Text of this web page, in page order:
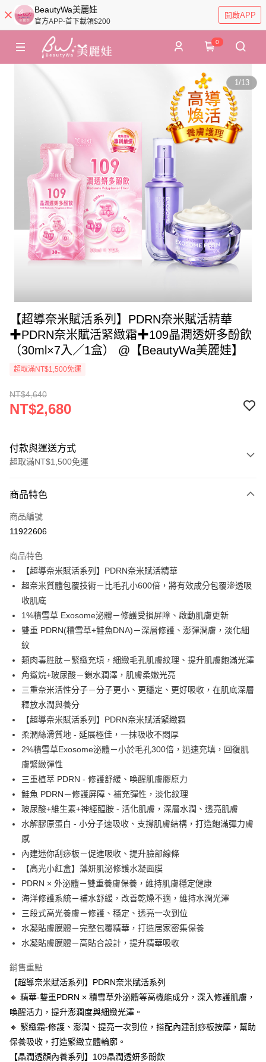
BeautyWa美麗娃
官方APP-首下載領$200
開啟APP
0
1/13
【超導奈米賦活系列】PDRN奈米賦活精華
✚PDRN奈米賦活緊緻霜✚109晶潤透妍多酚飲
（30ml×7入／1盒） @【BeautyWa美麗娃】
超取滿NT$1,500免運
NT$4,640
NT$2,680
付款與運送方式
超取滿NT$1,500免運
信用卡一次付款
信用卡分期付款
合作金庫商業銀行
華南商業銀行
彰化商業銀行
上海商業儲蓄銀行
台北富邦商業銀行
國泰世華商業銀行
臺灣中小企業銀行
台中商業銀行
匯豐（台灣）商業銀行
華泰商業銀行
聯邦商業銀行
遠東國際商業銀行
元大商業銀行
玉山商業銀行
星展（台灣）商業銀行
台新國際商業銀行
中國信託商業銀行
台灣樂天信用卡公司
6 期 0 利率 每期
華南商業銀行
彰化商業銀行
上海商業儲蓄銀行
國泰世華商業銀行
兆豐國際商業銀行
臺灣中小企業銀行
台中商業銀行
匯豐（台灣）商業銀行
聯邦商業銀行
遠東國際商業銀行
元大商業銀行
永豐商業銀行
玉山商業銀行
星展（台灣）商業銀行
台新國際商業銀行
中國信託商業銀行
台灣樂天信用卡公司
超商取貨付款
LINE Pay
Apple Pay
街口支付
悠遊付
Google Pay
全盈+PAY
AFTEE先享後付
相關說明
【關於「AFTEE先享後付」】
AFTEE先享後付是「在收到商品之後才付款」的支付方式。 讓您購物簡單
１．簡單：不需註冊會員、不需綁卡、不需儲值。
２．便利：只要手機號碼，簡訊認證，即可結帳。
３．安心：先確認商品／服務後，再付款。
【「AFTEE先享後付」結帳流程】
１．於結帳方式選擇「AFTEE先享後付」後，將跳轉至「AFTEE先享後付」
２．訂單成立數日內，您將收到繳費通知簡訊。
３．收到繳費通知簡訊後14天內，點擊此簡訊中的連結，可透過四大超商／
ATM／網路銀行／等多元方式進行付款，方視為交易完成。
※ 請注意：結帳手續完成當下不需立刻繳費，但若您需要取消訂單，請聯絡
購買商品的店家。未經商家同意取消之訂單仍視為有效，需透過AFTEE先享
後付繳納相關費用。
是否繳費成功／繳費後需取消欲退款等相關疑問，請聯繫「AFTEE先享後付
【注意事項】
易，需依本服務之必要範圍內提供個人資料，並將交易相關給付款項請求債
權轉讓予恩沛科技股份有限公司。
２．關於個人資料處理事宜，請瀏覽以下網址：
https://aftee.tw/terms/#terms3
３．未成年的使用者請事先徵得法定代理人或監護人之同意方可使用
「AFTEE先享後付」，若未經同意申辦者引起之損失，本公司不負相關責
ATM付款
運送方式
全家取貨付款
每筆NT$100，滿NT$1,500(含以上)免運費
付款後全家取貨
萊爾富取貨付款
每筆NT$100，滿NT$1,500(含以上)免運費
付款後萊爾富取貨
每筆NT$100，滿NT$1,500(含以上)免運費
付款後7-11取貨
每筆NT$100，滿NT$1,500(含以上)免運費
宅配
商品特色
商品編號
11922606
商品特色
【超導奈米賦活系列】PDRN奈米賦活精華
超奈米質體包覆技術－比毛孔小600倍，將有效成分包覆滲透吸
收肌底
1%積雪草 Exosome泌體－修護受損屏障、啟動肌膚更新
雙重 PDRN(積雪草+鮭魚DNA)－深層修護、澎彈潤膚，淡化細
紋
類肉毒胜肽－緊緻充填，細緻毛孔肌膚紋理、提升肌膚飽滿光澤
角鯊烷+玻尿酸－鎖水潤澤，肌膚柔嫩光亮
三重奈米活性分子－分子更小、更穩定、更好吸收，在肌底深層
釋放水潤與養分
【超導奈米賦活系列】PDRN奈米賦活緊緻霜
柔潤絲滑質地 - 延展極佳，一抹吸收不悶厚
2%積雪草Exosome泌體－小於毛孔300倍，迅速充填，回復肌
膚緊緻彈性
三重植萃 PDRN - 修護舒緩、喚醒肌膚膠原力
鮭魚 PDRN－修護屏障、補充彈性，淡化紋理
玻尿酸+維生素+神經醯胺 - 活化肌膚，深層水潤、透亮肌膚
水解膠原蛋白 - 小分子速吸收、支撐肌膚結構，打造飽滿彈力膚
感
內建迷你刮痧板－促進吸收、提升臉部線條
【高光小紅盒】藻妍肌泌修護水凝面膜
PDRN × 外泌體－雙重養膚保養，維持肌膚穩定健康
海洋修護系統－補水舒緩，改善乾燥不適，維持水潤光澤
三段式高光養膚－修護、穩定、透亮一次到位
水凝貼膚膜體－完整包覆精華，打造居家密集保養
水凝貼膚膜體－高貼合設計，提升精華吸收
銷售重點
【超導奈米賦活系列】PDRN奈米賦活系列
🔸 精華-雙重PDRN × 積雪草外泌體等高機能成分，深入修護肌膚，
喚醒活力，提升澎潤度與細緻光澤。
🔸 緊緻霜-修護、澎潤、提亮一次到位，搭配內建刮痧板按摩，幫助
保養吸收，打造緊緻立體輪廓。
【晶潤透顏內養系列】109晶潤透妍多酚飲